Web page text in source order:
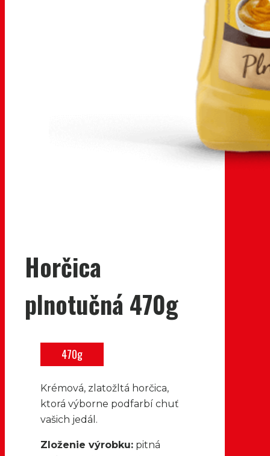
Horčica
plnotučná 470g
470g
Krémová, zlatožltá horčica,
ktorá výborne podfarbí chuť
vašich jedál.
Zloženie výrobku: pitná